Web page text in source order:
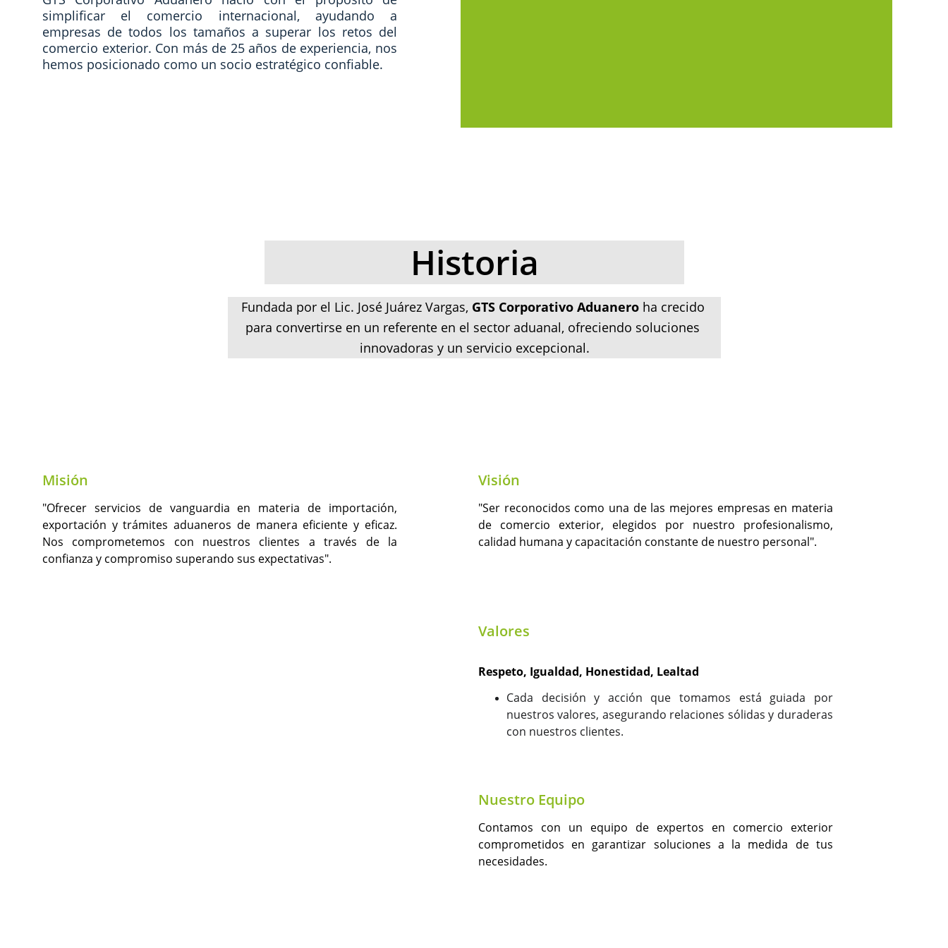
simplificar el comercio internacional, ayudando a
empresas de todos los tamaños a superar los retos del
comercio exterior. Con más de 25 años de experiencia, nos
hemos posicionado como un socio estratégico confiable.
Historia
Fundada por el Lic. José Juárez Vargas, GTS Corporativo Aduanero ha crecido
para convertirse en un referente en el sector aduanal, ofreciendo soluciones
innovadoras y un servicio excepcional.
"Ofrecer servicios de vanguardia en materia de importación,
exportación y trámites aduaneros de manera eficiente y eficaz.
Nos comprometemos con nuestros clientes a través de la
confianza y compromiso superando sus expectativas".
Misión Visión
"Ser reconocidos como una de las mejores empresas en materia
de comercio exterior, elegidos por nuestro profesionalismo,
calidad humana y capacitación constante de nuestro personal".
Valores
Respeto, Igualdad, Honestidad, Lealtad
Cada decisión y acción que tomamos está guiada por
nuestros valores, asegurando relaciones sólidas y duraderas
con nuestros clientes.
Nuestro Equipo
Contamos con un equipo de expertos en comercio exterior
comprometidos en garantizar soluciones a la medida de tus
necesidades.